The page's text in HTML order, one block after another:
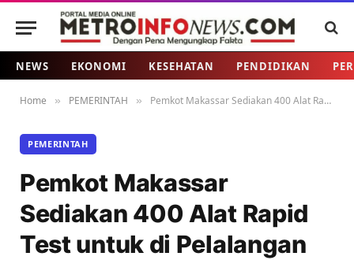
NEWS EKONOMI KESEHATAN PENDIDIKAN
Home » PEMERINTAH » Pemkot Makassar Sediakan 400 Alat Rapid Test untuk di Pelalangan Ikan
PEMERINTAH
Pemkot Makassar
Sediakan 400 Alat Rapid
Test untuk di Pelalangan